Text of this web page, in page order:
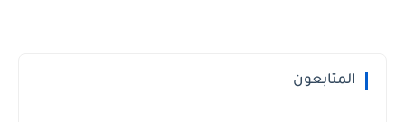
المتابعون